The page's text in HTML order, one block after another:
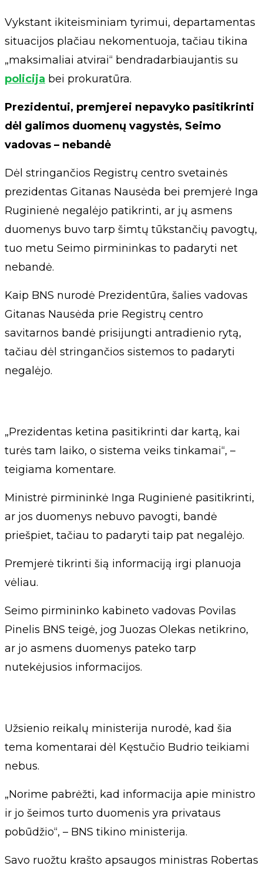
Vykstant ikiteisminiam tyrimui, departamentas
situacijos plačiau nekomentuoja, tačiau tikina
„maksimaliai atvirai“ bendradarbiaujantis su
policija bei prokuratūra.
Prezidentui, premjerei nepavyko pasitikrinti
dėl galimos duomenų vagystės, Seimo
vadovas – nebandė
Dėl stringančios Registrų centro svetainės
prezidentas Gitanas Nausėda bei premjerė Inga
Ruginienė negalėjo patikrinti, ar jų asmens
duomenys buvo tarp šimtų tūkstančių pavogtų,
tuo metu Seimo pirmininkas to padaryti net
nebandė.
Kaip BNS nurodė Prezidentūra, šalies vadovas
Gitanas Nausėda prie Registrų centro
savitarnos bandė prisijungti antradienio rytą,
tačiau dėl stringančios sistemos to padaryti
negalėjo.
„Prezidentas ketina pasitikrinti dar kartą, kai
turės tam laiko, o sistema veiks tinkamai“, –
teigiama komentare.
Ministrė pirmininkė Inga Ruginienė pasitikrinti,
ar jos duomenys nebuvo pavogti, bandė
priešpiet, tačiau to padaryti taip pat negalėjo.
Premjerė tikrinti šią informaciją irgi planuoja
vėliau.
Seimo pirmininko kabineto vadovas Povilas
Pinelis BNS teigė, jog Juozas Olekas netikrino,
ar jo asmens duomenys pateko tarp
nutekėjusios informacijos.
Užsienio reikalų ministerija nurodė, kad šia
tema komentarai dėl Kęstučio Budrio teikiami
nebus.
„Norime pabrėžti, kad informacija apie ministro
ir jo šeimos turto duomenis yra privataus
pobūdžio“, – BNS tikino ministerija.
Savo ruožtu krašto apsaugos ministras Robertas